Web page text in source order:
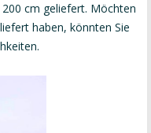
cm geliefert. Möchten
haben, könnten Sie